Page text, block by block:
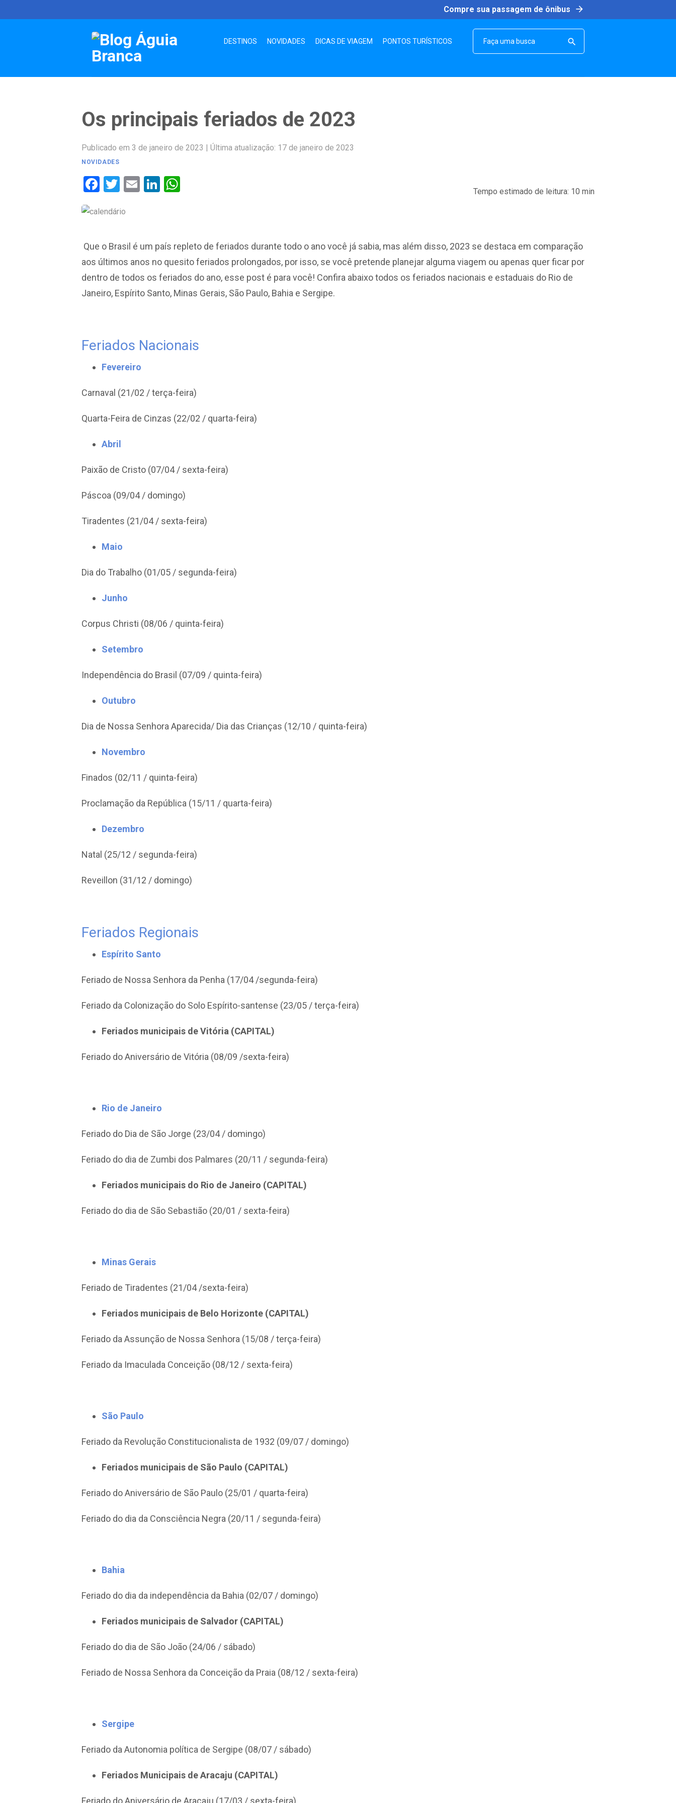
to
Compre sua passagem de ônibus arrow_forward
DESTINOS NOVIDADES DICAS DE VIAGEM PONTOS TURÍSTICOS 
Os principais feriados de 2023
Publicado em 3 de janeiro de 2023 | Última atualização: 17 de janeiro de 2023
NOVIDADES
Facebook
Twitter
EmailLinkedIn Tempo estimado de leitura: 10 min
Que o Brasil é um país repleto de feriados durante todo o ano você já sabia, mas além disso, 2023 se destaca em comparação
aos últimos anos no quesito feriados prolongados, por isso, se você pretende planejar alguma viagem ou apenas quer ficar por
dentro de todos os feriados do ano, esse post é para você! Confira abaixo todos os feriados nacionais e estaduais do Rio de
Janeiro, Espírito Santo, Minas Gerais, São Paulo, Bahia e Sergipe.
Feriados Nacionais
Fevereiro
Carnaval (21/02 / terça-feira)
Quarta-Feira de Cinzas (22/02 / quarta-feira)
Abril
Paixão de Cristo (07/04 / sexta-feira)
Páscoa (09/04 / domingo)
Tiradentes (21/04 / sexta-feira)
Maio
Dia do Trabalho (01/05 / segunda-feira)
Junho
Corpus Christi (08/06 / quinta-feira)
Setembro
Independência do Brasil (07/09 / quinta-feira)
Outubro
Dia de Nossa Senhora Aparecida/ Dia das Crianças (12/10 / quinta-feira)
Novembro
Finados (02/11 / quinta-feira)
Proclamação da República (15/11 / quarta-feira)
Dezembro
Natal (25/12 / segunda-feira)
Reveillon (31/12 / domingo)
Feriados Regionais
Espírito Santo
Feriado de Nossa Senhora da Penha (17/04 /segunda-feira)
Feriado da Colonização do Solo Espírito-santense (23/05 / terça-feira)
Feriados municipais de Vitória (CAPITAL)
Feriado do Aniversário de Vitória (08/09 /sexta-feira)
Rio de Janeiro
Feriado do Dia de São Jorge (23/04 / domingo)
Feriado do dia de Zumbi dos Palmares (20/11 / segunda-feira)
Feriados municipais do Rio de Janeiro (CAPITAL)
Feriado do dia de São Sebastião (20/01 / sexta-feira)
Minas Gerais
Feriado de Tiradentes (21/04 /sexta-feira)
Feriados municipais de Belo Horizonte (CAPITAL)
Feriado da Assunção de Nossa Senhora (15/08 / terça-feira)
Feriado da Imaculada Conceição (08/12 / sexta-feira)
São Paulo
Feriado da Revolução Constitucionalista de 1932 (09/07 / domingo)
Feriados municipais de São Paulo (CAPITAL)
Feriado do Aniversário de São Paulo (25/01 / quarta-feira)
Feriado do dia da Consciência Negra (20/11 / segunda-feira)
Bahia
Feriado do dia da independência da Bahia (02/07 / domingo)
Feriados municipais de Salvador (CAPITAL)
Feriado do dia de São João (24/06 / sábado)
Feriado de Nossa Senhora da Conceição da Praia (08/12 / sexta-feira)
Sergipe
Feriado da Autonomia política de Sergipe (08/07 / sábado)
Feriados Municipais de Aracaju (CAPITAL)
Feriado do Aniversário de Aracaju (17/03 / sexta-feira)